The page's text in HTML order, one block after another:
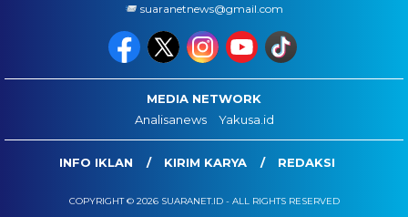
suaranetnews@gmail.com
MEDIA NETWORK
Analisanews
Yakusa.id
INFO IKLAN KIRIM KARYA REDAKSI
COPYRIGHT © 2026 SUARANET.ID - ALL RIGHTS RESERVED